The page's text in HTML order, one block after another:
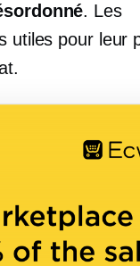
. Les
utiles pour leur